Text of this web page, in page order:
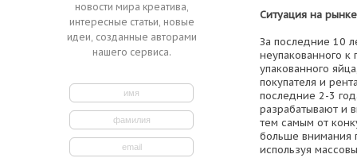
новости мира креатива,
интересные статьи, новые
идеи, созданные авторами
нашего сервиса.
Ситуация на
За последние 10
неупакованного
упакованного
покупателя и
последние 2-3
разрабатывают и
тем самым от
больше внимания
используя